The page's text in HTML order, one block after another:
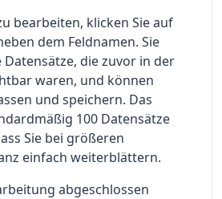
bearbeiten, klicken Sie auf
dem Feldnamen. Sie
die zuvor in der
waren, und können
und speichern. Das
100 Datensätze
Sie bei größeren
einfach weiterblättern.
abgeschlossen